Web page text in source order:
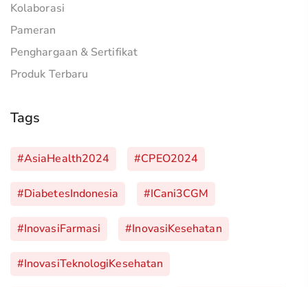
Kolaborasi
Pameran
Penghargaan & Sertifikat
Produk Terbaru
Tags
#AsiaHealth2024 #CPEO2024
#DiabetesIndonesia #iCani3CGM
#InovasiFarmasi #InovasiKesehatan
#InovasiTeknologiKesehatan